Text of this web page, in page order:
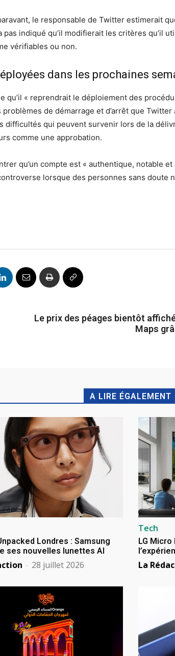
le responsable de Twitter estimerait
indiqué qu’il modifierait les critères qu’il
vérifiables ou non.
dans les prochaines
qu’il « reprendrait le déploiement des
de démarrage et d’arrêt que Twitter
difficultés qui peuvent survenir lors de la
comme une approbation.
qu’un compte est « authentique, notable et
lorsque des personnes sans doute
Le prix des péages bientôt
Maps
A LIRE ÉGALEMENT
Londres : Samsung
ses nouvelles lunettes AI
- 28 juillet 2026
Tech
LG Micro
La